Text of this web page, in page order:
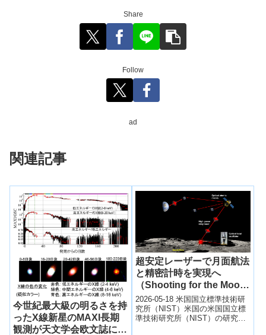
Share
Follow
ad
関連記事
今世紀最大級の明るさを持
ったX線新星のMAXI長期
観測が天文学会欧文誌に掲
超安定レーザーで月面航法
と精密計時を実現へ
（Shooting for the Moon:
Ultrastable Lasers in
Dark Craters Could
Enable Lunar Navigation,
2026-05-18 米国国立標準技術研
究所（NIST）米国の米国国立標
準技術研究所（NIST）の研究チ